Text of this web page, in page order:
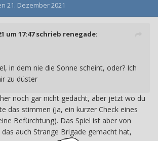
21. Dezember 2021
um 17:47 schrieb renegade:
in dem nie die Sonne scheint, oder? Ich
zu düster
noch gar nicht gedacht, aber jetzt wo du
das stimmen (ja, ein kurzer Check eines
Befürchtung). Das Spiel ist aber von
auch Strange Brigade gemacht hat,